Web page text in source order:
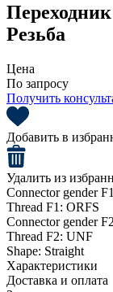
Резьба
Цена
По запросу
Получить
Добавить в
Удалить из
Connector gender
Thread F1: ORFS
Connector gender
Thread F2: UNF
Shape: Straight
Характеристики
Доставка и оплата